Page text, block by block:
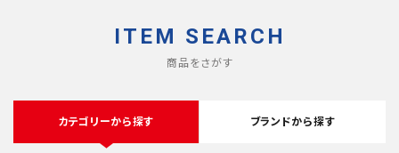
ITEM SEARCH
商品をさがす
カテゴリーから探す ブランドから探す